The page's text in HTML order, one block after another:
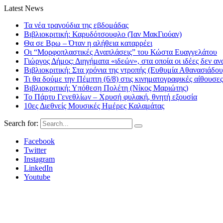
Latest News
Τα νέα τραγούδια της εβδομάδας
Βιβλιοκριτική: Καρυδότσουφλο (Ίαν ΜακΓιούαν)
Θα σε Βρω – Όταν η αλήθεια καταρρέει
Οι “Μορφοπλαστικές Αναπλάσεις” του Κώστα Ευαγγελάτου
Γιώργος Δήμος: Διηγήματα «ιδεών», στα οποία οι ιδέες δεν
Βιβλιοκριτική: Στα χρόνια της ντροπής (Ευθυμία
Τι θα δούμε την Πέμπτη (6/8) στις κινηματογραφικές αίθουσες
Βιβλιοκριτική: Υπόθεση Πολέτη (Νίκος Μαριώτης)
Το Πάρτυ Γενεθλίων – Χρυσή φυλακή, θνητή εξουσία
10ες Διεθνείς Μουσικές Ημέρες Καλαμάτας
Search for:
Facebook
Twitter
Instagram
LinkedIn
Youtube